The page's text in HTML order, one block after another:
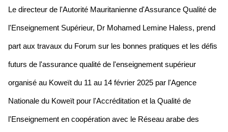
Le directeur de l'Autorité Mauritanienne d'Assurance Qualité de
l'Enseignement Supérieur, Dr Mohamed Lemine Haless, prend
part aux travaux du Forum sur les bonnes pratiques et les défis
futurs de l'assurance qualité de l'enseignement supérieur
organisé au Koweït du 11 au 14 février 2025 par l'Agence
Nationale du Koweït pour l'Accréditation et la Qualité de
l'Enseignement en coopération avec le Réseau arabe des